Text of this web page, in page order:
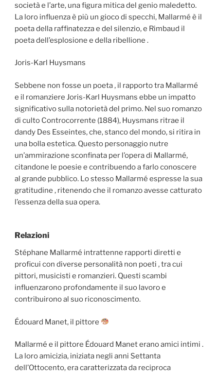
società e l’arte, una figura mitica del genio maledetto.
La loro influenza è più un gioco di specchi, Mallarmé è il
poeta della raffinatezza e del silenzio, e Rimbaud il
poeta dell’esplosione e della ribellione .
Joris-Karl Huysmans
Sebbene non fosse un poeta , il rapporto tra Mallarmé
e il romanziere Joris-Karl Huysmans ebbe un impatto
significativo sulla notorietà del primo. Nel suo romanzo
di culto Controcorrente (1884), Huysmans ritrae il
dandy Des Esseintes, che, stanco del mondo, si ritira in
una bolla estetica. Questo personaggio nutre
un’ammirazione sconfinata per l’opera di Mallarmé,
citandone le poesie e contribuendo a farlo conoscere
al grande pubblico. Lo stesso Mallarmé espresse la sua
gratitudine , ritenendo che il romanzo avesse catturato
l’essenza della sua opera.
Relazioni
Stéphane Mallarmé intrattenne rapporti diretti e
proficui con diverse personalità non poeti , tra cui
pittori, musicisti e romanzieri. Questi scambi
influenzarono profondamente il suo lavoro e
contribuirono al suo riconoscimento.
Édouard Manet, il pittore
Mallarmé e il pittore Édouard Manet erano amici intimi .
La loro amicizia, iniziata negli anni Settanta
dell’Ottocento, era caratterizzata da reciproca